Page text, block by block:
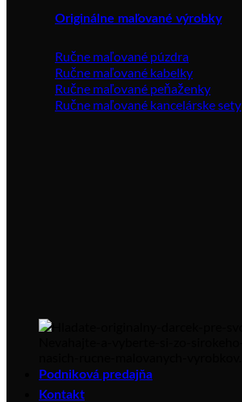
Originálne maľované výrobky
Ručne maľované púzdra
Ručne maľované kabelky
Ručne maľované peňaženky
Ručne maľované kancelárske sety
Podniková predajňa
Kontakt